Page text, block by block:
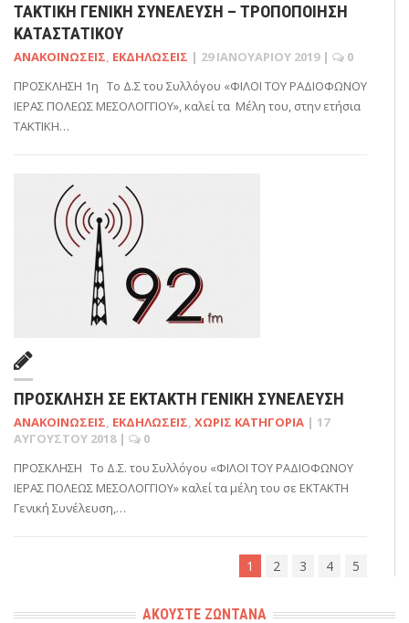
ΤΑΚΤΙΚΗ ΓΕΝΙΚΗ ΣΥΝΕΛΕΥΣΗ – ΤΡΟΠΟΠΟΙΗΣΗ
ΚΑΤΑΣΤΑΤΙΚΟΥ
ΑΝΑΚΟΙΝΏΣΕΙΣ, ΕΚΔΗΛΏΣΕΙΣ | 29 ΙΑΝΟΥΑΡΊΟΥ 2019 |
0
ΠΡΟΣΚΛΗΣΗ 1η Το Δ.Σ του Συλλόγου «ΦΙΛΟΙ ΤΟΥ ΡΑΔΙΟΦΩΝΟΥ
ΙΕΡΑΣ ΠΟΛΕΩΣ ΜΕΣΟΛΟΓΓΙΟΥ», καλεί τα Μέλη του, στην ετήσια
ΤΑΚΤΙΚΗ…
ΠΡΟΣΚΛΗΣΗ ΣΕ ΕΚΤΑΚΤΗ ΓΕΝΙΚΗ ΣΥΝΕΛΕΥΣΗ
ΑΝΑΚΟΙΝΏΣΕΙΣ, ΕΚΔΗΛΏΣΕΙΣ, ΧΩΡΊΣ ΚΑΤΗΓΟΡΊΑ | 17
ΑΥΓΟΎΣΤΟΥ 2018 |
0
ΠΡΟΣΚΛΗΣΗ Το Δ.Σ. του Συλλόγου «ΦΙΛΟΙ ΤΟΥ ΡΑΔΙΟΦΩΝΟΥ
ΙΕΡΑΣ ΠΟΛΕΩΣ ΜΕΣΟΛΟΓΓΙΟΥ» καλεί τα μέλη του σε ΕΚΤΑΚΤΗ
Γενική Συνέλευση,…
1 2 3 4 5
ΑΚΟΎΣΤΕ ΖΩΝΤΑΝΆ